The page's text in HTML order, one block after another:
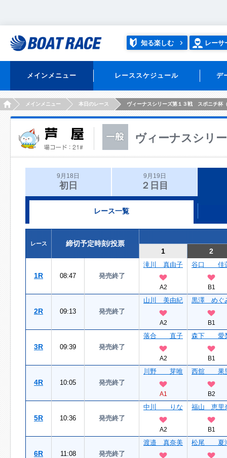
知る楽しむ レーサ
メインメニュー レーススケジュール デ
HOMEメインメニュー 本日のレース ヴィーナスシリーズ第１３戦 スポニチ杯
ヴィーナスシリ
9月18日
初日
9月19日
２日目
レース一覧
レース
締切予定時刻/投票
1
2
1R 08:47 発売終了
滝川 真由子
A2
谷口 佳
B1
2R 09:13 発売終了
山川 美由紀
A2
黒澤 めぐ
B1
3R 09:39 発売終了
落合 直子
A2
森下 愛
B1
4R 10:05 発売終了
川野 芽唯
A1
西舘 果
B2
5R 10:36 発売終了
中川 りな
A2
福山 恵里
B1
6R 11:08 発売終了
渡邉 真奈美 松尾 夏